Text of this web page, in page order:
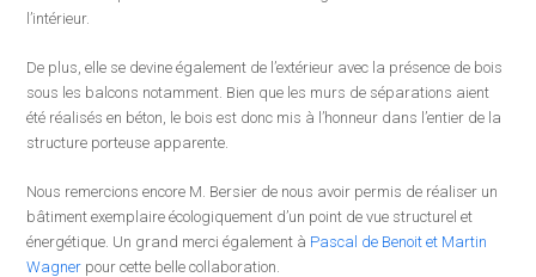
l’intérieur.
De plus, elle se devine également de l’extérieur avec la présence de bois
sous les balcons notamment. Bien que les murs de séparations aient
été réalisés en béton, le bois est donc mis à l’honneur dans l’entier de la
structure porteuse apparente.
Nous remercions encore M. Bersier de nous avoir permis de réaliser un
bâtiment exemplaire écologiquement d’un point de vue structurel et
énergétique. Un grand merci également à Pascal de Benoit et Martin
Wagner pour cette belle collaboration.